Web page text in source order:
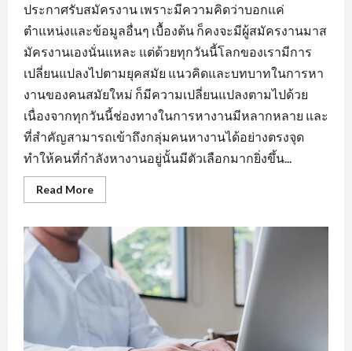
ประกาศรับสมัครงาน เพราะมีความคิดว่าบอกแค่
ตำแหน่งและข้อมูลอื่นๆ เบื้องต้น ก็คงจะมีผู้สมัครงานมาส
มัครงานเองนั่นแหละ แต่ด้วยทุกวันนี้โลกของเรามีการ
เปลี่ยนแปลงไปตามยุคสมัย แนวคิดและบทบาทในการหา
งานของคนสมัยใหม่ ก็มีความเปลี่ยนแปลงตามไปด้วย
เนื่องจากทุกวันนี้ช่องทางในการหางานมีหลากหลาย และ
ที่สำคัญสามารถเข้าถึงกลุ่มคนหางานได้อย่างตรงจุด
ทำให้คนที่กำลังหางานอยู่นั้นมีตัวเลือกมากยิ่งขึ้น...
Read MoreRead
more
เหล็ก
ของ
การ
หา
งาน
อุตสาหกรรม
หนองแค
ต้อง
มี